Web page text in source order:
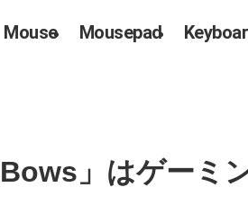
Mouse Mousepad
」はゲーミ